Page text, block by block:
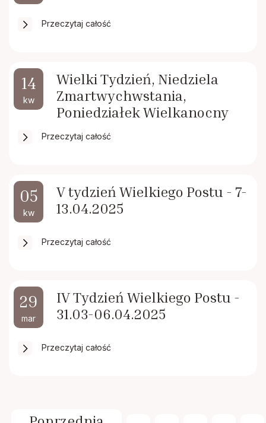
Przeczytaj całość
14
kw
Wielki Tydzień, Niedziela
Zmartwychwstania,
Poniedziałek Wielkanocny
Przeczytaj całość
05
kw
V tydzień Wielkiego Postu - 7-
13.04.2025
Przeczytaj całość
29
mar
IV Tydzień Wielkiego Postu -
31.03-06.04.2025
Przeczytaj całość